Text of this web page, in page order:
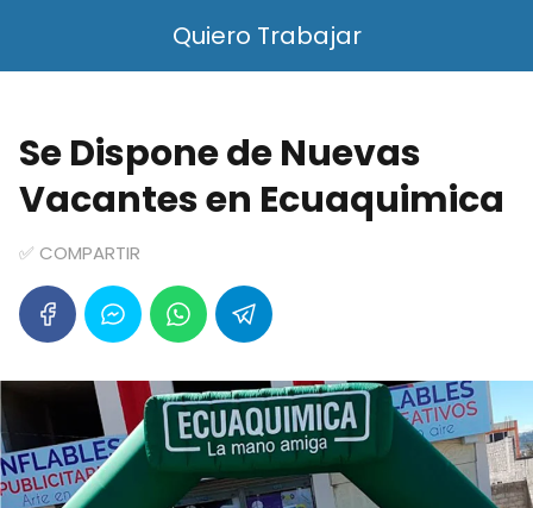
Quiero Trabajar
Se Dispone de Nuevas
Vacantes en Ecuaquimica
✅ COMPARTIR